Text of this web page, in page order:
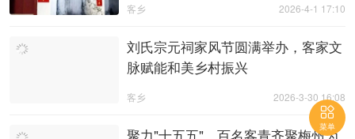
2026-4-1 17:10
客乡
刘氏宗元祠家风节圆满举办，客家文
脉赋能和美乡村振兴
2026-3-30 16:08
客乡
聚力"十五五"，百名客青齐聚梅州为

菜单